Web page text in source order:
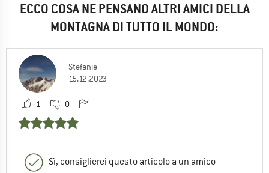
ECCO COSA NE PENSANO ALTRI AMICI DELLA
MONTAGNA DI TUTTO IL MONDO:
Stefanie
15.12.2023
1 0
Sì, consiglierei questo articolo a un amico